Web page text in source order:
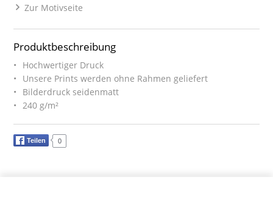
Zur Motivseite
Produktbeschreibung
Hochwertiger Druck
Unsere Prints werden ohne Rahmen geliefert
Bilderdruck seidenmatt
240 g/m²
Teilen 0